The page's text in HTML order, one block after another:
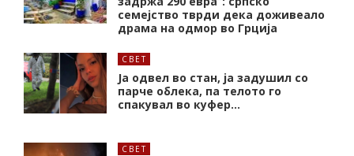
семејство тврди дека доживеало
драма на одмор во Грција
СВЕТ
Ја одвел во стан, ја задушил со
парче облека, па телото го
спакувал во куфер…
СВЕТ